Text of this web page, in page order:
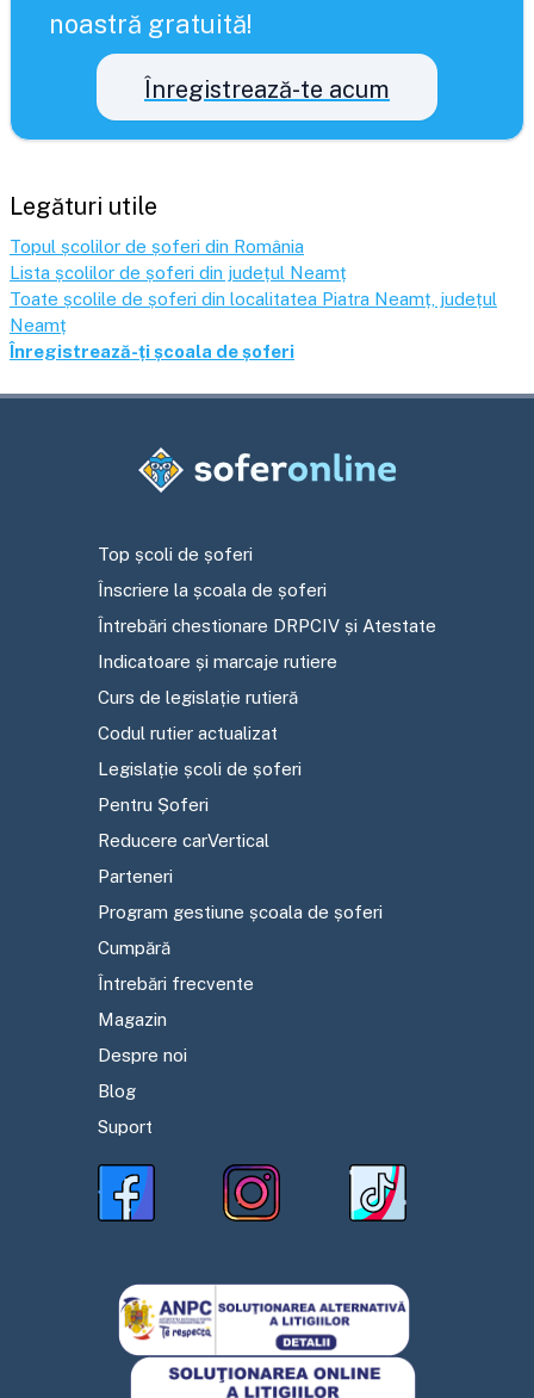
noastră gratuită!
Înregistrează-te acum
Legături utile
Topul școlilor de șoferi din România
Lista școlilor de șoferi din județul Neamț
Toate școlile de șoferi din localitatea Piatra Neamț , județul
Neamț
Înregistrează-ți școala de șoferi
Top școli de șoferi
Înscriere la școala de șoferi
Întrebări chestionare DRPCIV și Atestate
Indicatoare și marcaje rutiere
Curs de legislație rutieră
Codul rutier actualizat
Legislație școli de șoferi
Pentru Șoferi
Reducere carVertical
Parteneri
Program gestiune școala de șoferi
Cumpără
Întrebări frecvente
Magazin
Despre noi
Blog
Suport